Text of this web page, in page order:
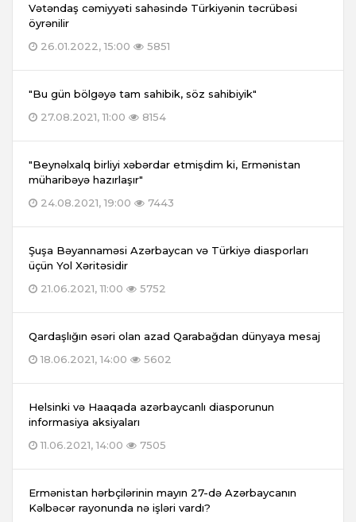
Vətəndaş cəmiyyəti sahəsində Türkiyənin təcrübəsi
öyrənilir
26.01.2022, 15:00
5851
"Bu gün bölgəyə tam sahibik, söz sahibiyik"
27.08.2021, 11:00
8154
"Beynəlxalq birliyi xəbərdar etmişdim ki, Ermənistan
müharibəyə hazırlaşır"
24.08.2021, 19:00
7443
Şuşa Bəyannaməsi Azərbaycan və Türkiyə diasporları
üçün Yol Xəritəsidir
21.06.2021, 11:00
5752
Qardaşlığın əsəri olan azad Qarabağdan dünyaya mesaj
18.06.2021, 14:00
5602
Helsinki və Haaqada azərbaycanlı diasporunun
informasiya aksiyaları
11.06.2021, 14:00
7505
Ermənistan hərbçilərinin mayın 27-də Azərbaycanın
Kəlbəcər rayonunda nə işləri vardı?